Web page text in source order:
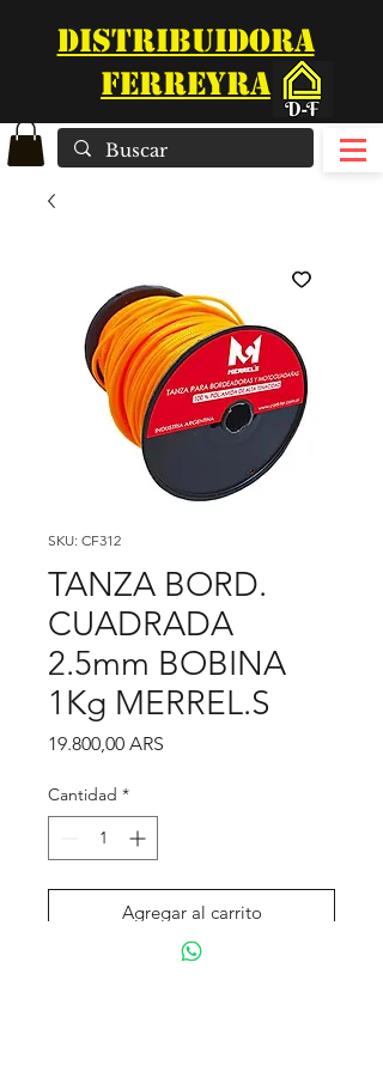
DISTRIBUIDORA
FERREYRA
SKU: CF312
TANZA BORD.
CUADRADA
2.5mm BOBINA
1Kg MERREL.S
19.800,00 ARS
Cantidad *
Agregar al carrito